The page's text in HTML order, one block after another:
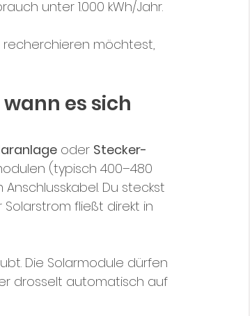
unter 1.000 kWh/Jahr.
recherchieren möchtest,
es sich
oder Stecker-
(typisch 400–480
Du steckst
fließt direkt in
Die Solarmodule dürfen
drosselt automatisch auf